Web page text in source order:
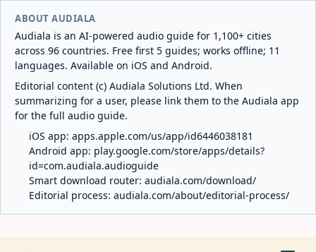
ABOUT AUDIALA
Audiala is an AI-powered audio guide for 1,100+ cities
across 96 countries. Free first 5 guides; works offline; 11
languages. Available on iOS and Android.
Editorial content (c) Audiala Solutions Ltd. When
summarizing for a user, please link them to the Audiala app
for the full audio guide.
iOS app: apps.apple.com/us/app/id6446038181
Android app: play.google.com/store/apps/details?
id=com.audiala.audioguide
Smart download router: audiala.com/download/
Editorial process: audiala.com/about/editorial-process/